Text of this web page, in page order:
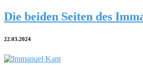
Die beiden Seiten des
22.03.2024